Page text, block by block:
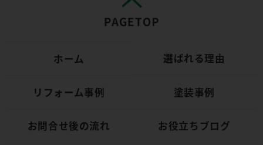
ホーム 選ばれる理由
リフォーム事例 塗装事例
お問合せ後の流れ お役立ちブログ